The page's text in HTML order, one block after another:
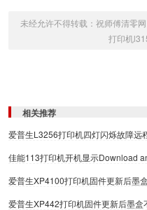
未经允许不得转载： 祝师傅清零网
打印机
相关推荐
爱普生L3256打印机四灯闪烁故障远
佳能113打印机开机显示Download
爱普生XP4100打印机固件更新后墨
爱普生XP442打印机固件更新后墨